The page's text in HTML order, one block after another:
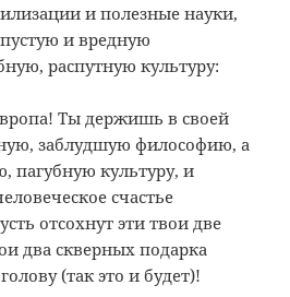
и полезные науки,
и вредную
распутную культуру:
Ты держишь в своей
заблудшую философию, а
пагубную культуру, и
счастье
отсохнут эти твои две
два скверных подарка
(так это и будет)!